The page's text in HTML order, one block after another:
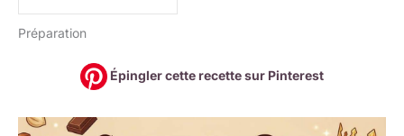
Préparation
Épingler cette recette sur Pinterest